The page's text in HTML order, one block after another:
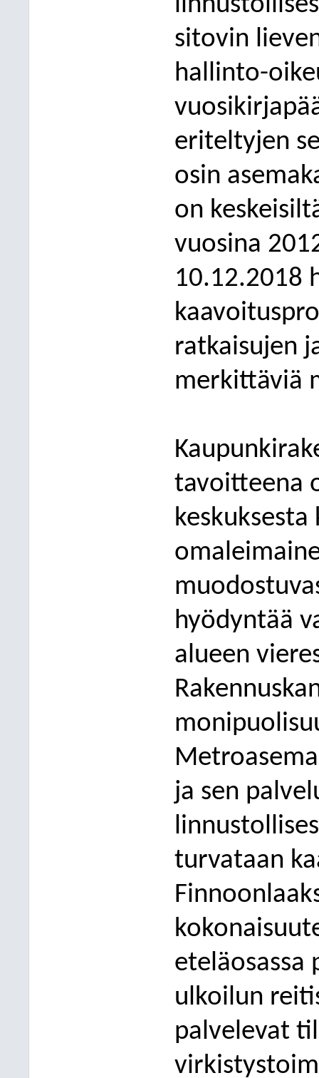
sitovin
hallinto-
eriteltyjen
osin
on
vuosina
10.12.2018
ratkaisujen
merkittäviä
tavoitteena
hyödyntää
alueen
ja sen
turvataan
ulkoilun
palvelevat